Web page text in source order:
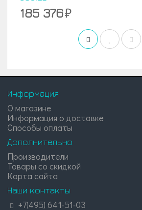
185 376
Информация
О магазине
Информация о доставке
Способы оплаты
Дополнительно
Производители
Товары со скидкой
Карта сайта
Наши контакты
+7(495) 641-51-03